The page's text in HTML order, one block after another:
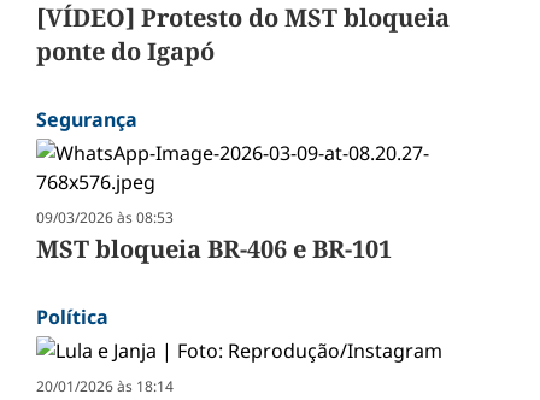
[VÍDEO] Protesto do MST bloqueia
ponte do Igapó
Segurança
09/03/2026 às 08:53
MST bloqueia BR-406 e BR-101
Política
20/01/2026 às 18:14